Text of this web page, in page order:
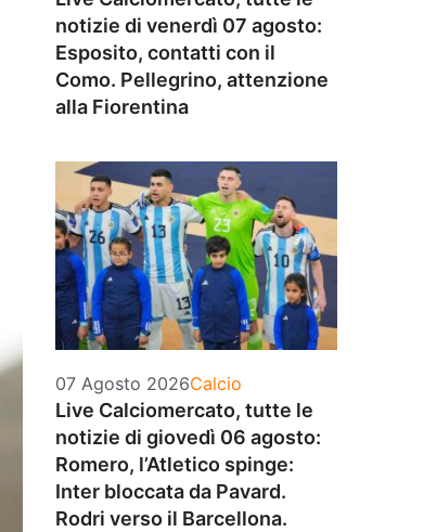
notizie di venerdì 07 agosto:
Esposito, contatti con il
Como. Pellegrino, attenzione
alla Fiorentina
07 Agosto 2026Categorie
Calcio
Live Calciomercato, tutte le
notizie di giovedì 06 agosto:
Romero, l’Atletico spinge:
Inter bloccata da Pavard.
Rodri verso il Barcellona.